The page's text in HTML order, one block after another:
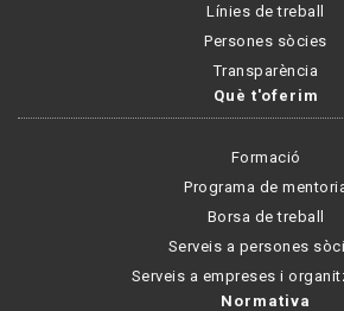
Línies de treball
Persones sòcies
Transparència
Què t'oferim
Formació
Programa de
Borsa de treball
Serveis a persones
Serveis a empreses i
Normativa